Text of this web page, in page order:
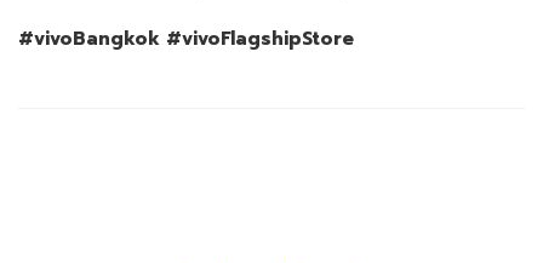
#vivoBangkok #vivoFlagshipStore